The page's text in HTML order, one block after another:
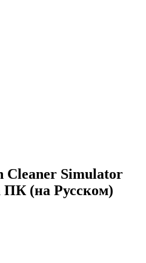
Cleaner Simulator
ПК (на Русском)